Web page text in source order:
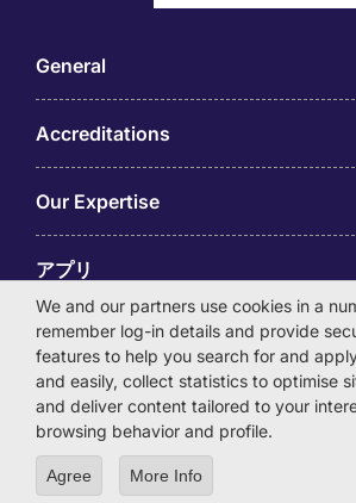
General
Accreditations
Our Expertise
アプリ
Employer Centre
© Michael Page International (Japan)
Number 0104-01-043253 Registered
We and our partners use cookies in a
remember log-in details and provide
features to help you search for and
and easily, collect statistics to optimise
and deliver content tailored to your
browsing behavior and profile.
Agree More Info